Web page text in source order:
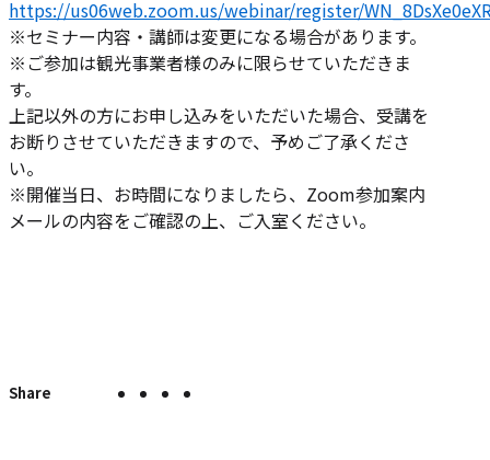
https://us06web.zoom.us/webinar/register/
※セミナー内容・講師は変更になる場合があります。
※ご参加は観光事業者様のみに限らせていただきま
す。
上記以外の方にお申し込みをいただいた場合、受講を
お断りさせていただきますので、予めご了承くださ
い。
※開催当日、お時間になりましたら、Zoom参加案内
メールの内容をご確認の上、ご入室ください。
X Facebook
LINE